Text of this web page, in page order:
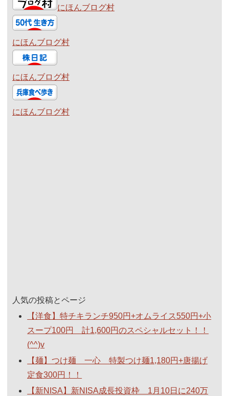
にほんブログ村
にほんブログ村
にほんブログ村
にほんブログ村
人気の投稿とページ
【洋食】特チキランチ950円+オムライス550円+小
スープ100円 計1,600円のスペシャルセット！！
(^^)v
【麺】つけ麺 一心 特製つけ麺1,180円+唐揚げ
定食300円！！
【新NISA】新NISA成長投資枠 1月10日に240万